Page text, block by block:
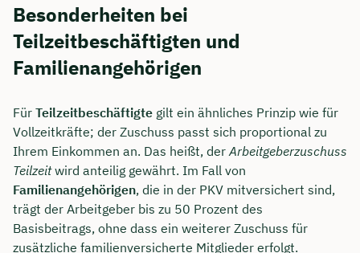
Besonderheiten bei
Teilzeitbeschäftigten und
Familienangehörigen
Für Teilzeitbeschäftigte gilt ein ähnliches Prinzip wie für
Vollzeitkräfte; der Zuschuss passt sich proportional zu
Ihrem Einkommen an. Das heißt, der Arbeitgeberzuschuss
Teilzeitwird anteilig gewährt. Im Fall von
Familienangehörigen, die in der PKV mitversichert sind,
trägt der Arbeitgeber bis zu 50 Prozent des
Basisbeitrags, ohne dass ein weiterer Zuschuss für
zusätzliche familienversicherte Mitglieder erfolgt.